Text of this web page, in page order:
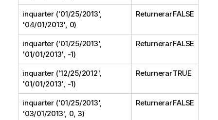
inquarter ('01/25/2013',
'04/01/2013', 0)
Returnerar FALSE
inquarter ('01/25/2013',
'01/01/2013', -1)
Returnerar FALSE
inquarter ('12/25/2012',
'01/01/2013', -1)
Returnerar TRUE
inquarter ('01/25/2013',
'03/01/2013', 0, 3)
Returnerar FALSE